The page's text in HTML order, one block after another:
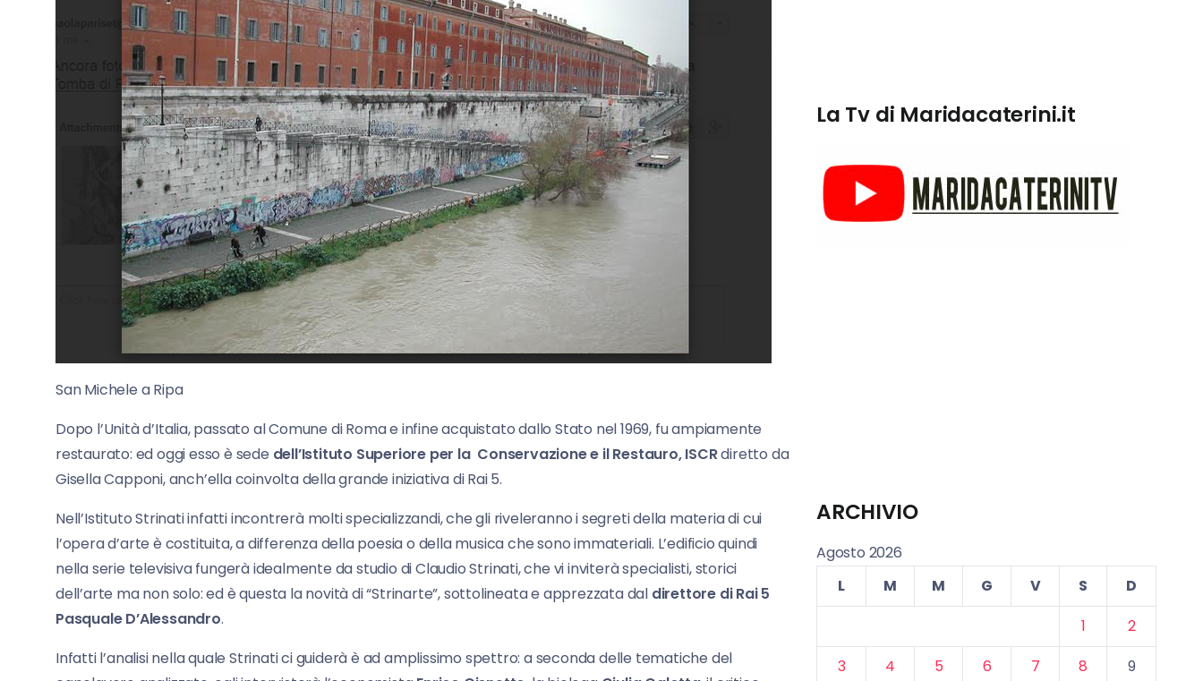
San Michele a Ripa
Dopo l’Unità d’Italia, passato al Comune di Roma e infine acquistato dallo Stato nel 1969, fu ampiamente
restaurato: ed oggi esso è sede dell’Istituto Superiore per la Conservazione e il Restauro, ISCRdiretto da
Gisella Capponi, anch’ella coinvolta della grande iniziativa di Rai 5.
Nell’Istituto Strinati infatti incontrerà molti specializzandi, che gli riveleranno i segreti della materia di cui
l’opera d’arte è costituita, a differenza della poesia o della musica che sono immateriali. L’edificio quindi
nella serie televisiva fungerà idealmente da studio di Claudio Strinati, che vi inviterà specialisti, storici
dell’arte ma non solo: ed è questa la novità di “Strinarte”, sottolineata e apprezzata dal direttore di Rai 5
Pasquale D’Alessandro.
Infatti l’analisi nella quale Strinati ci guiderà è ad amplissimo spettro: a seconda delle tematiche del
La Tv di Maridacaterini.it
ARCHIVIO
Agosto 2026
L
M M G V S
D
1
2
3
4 5 6 7 8 9